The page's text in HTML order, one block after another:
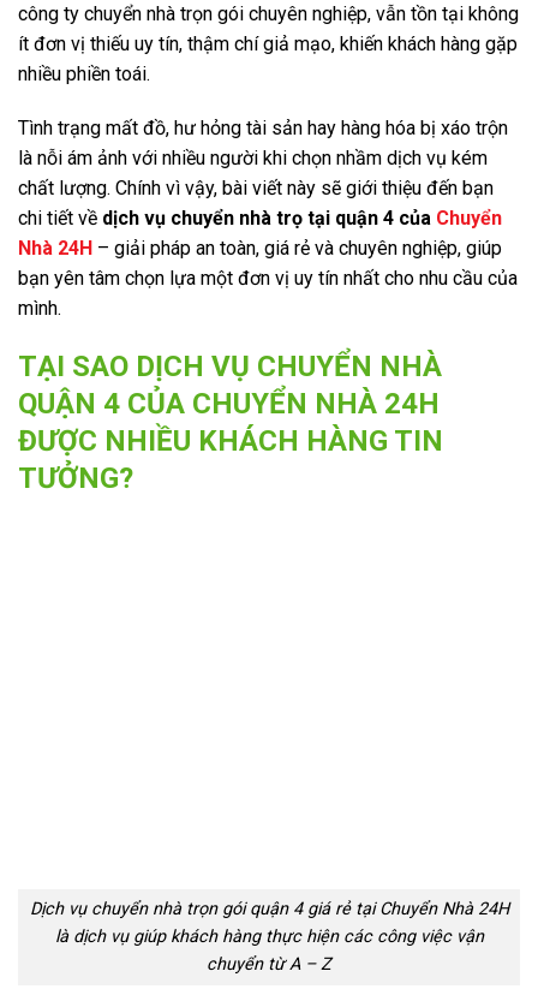
công ty chuyển nhà trọn gói chuyên nghiệp, vẫn tồn tại không
ít đơn vị thiếu uy tín, thậm chí giả mạo, khiến khách hàng gặp
nhiều phiền toái.
Tình trạng mất đồ, hư hỏng tài sản hay hàng hóa bị xáo trộn
là nỗi ám ảnh với nhiều người khi chọn nhầm dịch vụ kém
chất lượng. Chính vì vậy, bài viết này sẽ giới thiệu đến bạn
chi tiết về dịch vụ chuyển nhà trọ tại quận 4 của Chuyển
Nhà 24H – giải pháp an toàn, giá rẻ và chuyên nghiệp, giúp
bạn yên tâm chọn lựa một đơn vị uy tín nhất cho nhu cầu của
mình.
TẠI SAO DỊCH VỤ CHUYỂN NHÀ
QUẬN 4 CỦA CHUYỂN NHÀ 24H
ĐƯỢC NHIỀU KHÁCH HÀNG TIN
TƯỞNG?
Dịch vụ chuyển nhà trọn gói quận 4 giá rẻ tại Chuyển Nhà 24H
là dịch vụ giúp khách hàng thực hiện các công việc vận
chuyển từ A – Z